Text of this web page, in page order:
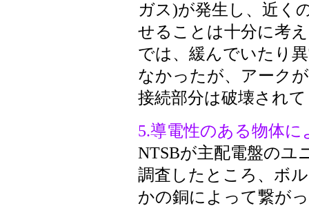
ガス)が発生し、近く
せることは十分に考
では、緩んでいたり
なかったが、アーク
接続部分は破壊され
5.導電性のある物体に
NTSBが主配電盤のユ
調査したところ、ボ
かの銅によって繋が